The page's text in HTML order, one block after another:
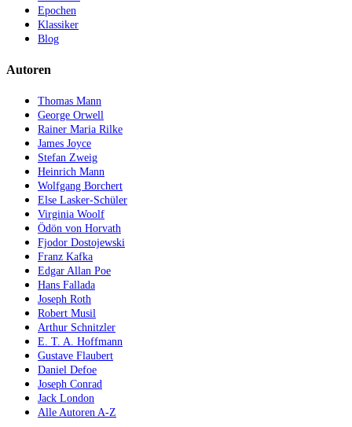
Epochen
Klassiker
Blog
Autoren
Thomas Mann
George Orwell
Rainer Maria Rilke
James Joyce
Stefan Zweig
Heinrich Mann
Wolfgang Borchert
Else Lasker-Schüler
Virginia Woolf
Ödön von Horvath
Fjodor Dostojewski
Franz Kafka
Edgar Allan Poe
Hans Fallada
Joseph Roth
Robert Musil
Arthur Schnitzler
E. T. A. Hoffmann
Gustave Flaubert
Daniel Defoe
Joseph Conrad
Jack London
Alle Autoren A-Z